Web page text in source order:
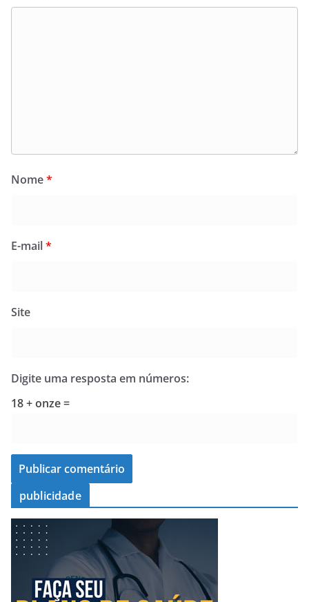
Nome*
E-mail*
Site
Digite uma resposta em números:
18 + onze =
publicidade